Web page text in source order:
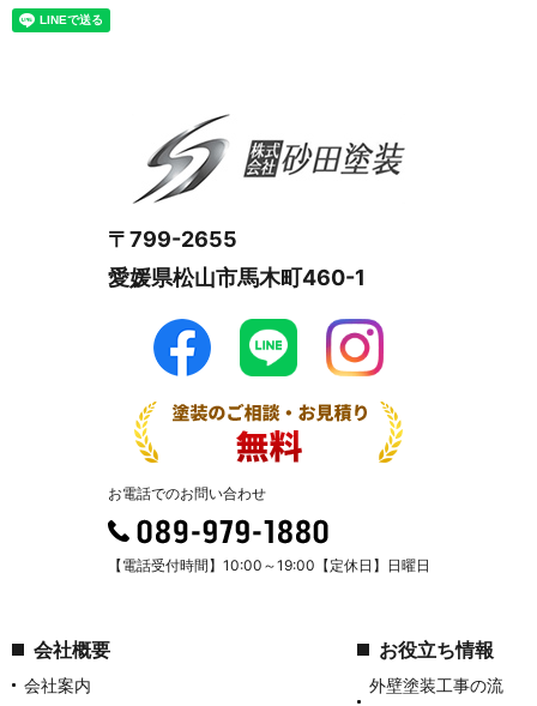
〒799-2655
愛媛県松山市馬木町460-1
お電話でのお問い合わせ
【電話受付時間】10:00～19:00【定休日】日曜日
会社概要
会社案内
お役立ち情報
外壁塗装工事の流